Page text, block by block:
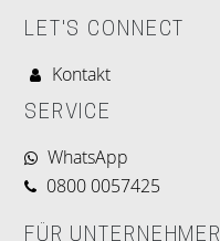
LET'S CONNECT
Kontakt
SERVICE
WhatsApp
0800 0057425
FÜR UNTERNEHMER